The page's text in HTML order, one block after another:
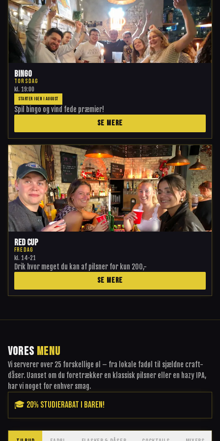
Bingo
TORSDAG
kl. 19:00
STARTER IGEN I AUGUST
Spil bingo og vind fede præmier!
SE MERE
Red Cup
FREDAG
kl. 14-21
Drik hvor meget du kan af pilsner for kun 200,-
SE MERE
VORES MENU
Vi serverer over 25 forskellige øl – fra lokale fadøl til sjældne craft-
dåser. Uanset om du foretrækker en klassisk pilsner eller en hazy IPA,
har vi noget for enhver smag.
🎓 20% STUDIERABAT I BAREN!